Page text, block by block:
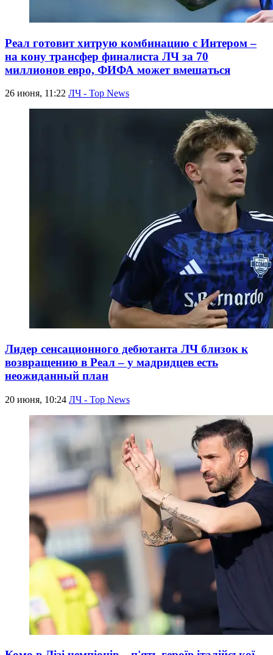
Реал готовит хитрую комбинацию с Интером –
на кону трансфер финалиста ЛЧ за 70
миллионов евро, ФИФА может вмешаться
26 июня, 11:22 ЛЧ - Top News
Лидер сенсационного дебютанта ЛЧ близок к
возвращению в Реал – у мадридцев есть
неожиданный план
20 июня, 10:24 ЛЧ - Top News